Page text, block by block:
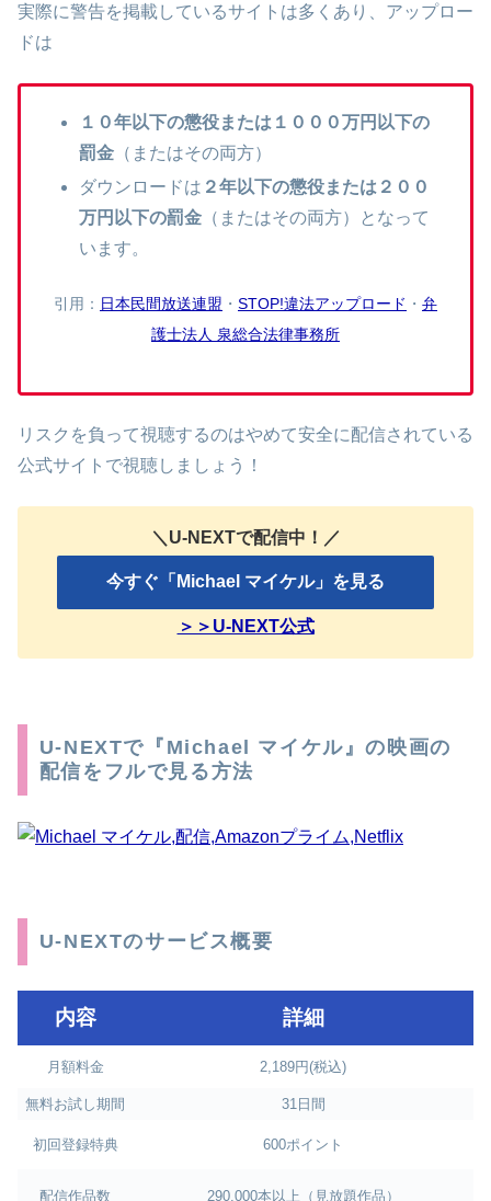
実際に警告を掲載しているサイトは多くあり、アップロー
ドは
１０年以下の懲役または１０００万円以下の
罰金 （またはその両方）
ダウンロードは ２年以下の懲役または２００
万円以下の罰金 （またはその両方）となって
います。
引用： 日本民間放送連盟 ・ STOP!違法アップロード ・ 弁
護士法人 泉総合法律事務所
リスクを負って視聴するのはやめて安全に配信されている
公式サイトで視聴しましょう！
＼U-NEXTで配信中！／
今すぐ「Michael マイケル」を見る
＞＞U-NEXT公式
U-NEXTで『Michael マイケル』の映画の
配信をフルで見る方法
U-NEXTのサービス概要
内容 詳細
月額料金 2,189円(税込)
無料お試し期間 31日間
初回登録特典 600ポイント
配信作品数 290,000本以上（見放題作品）